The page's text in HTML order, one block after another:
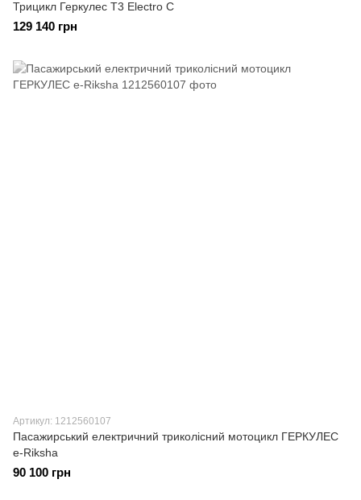
Трицикл Геркулес T3 Electro C
129 140 грн
Артикул: 1212560107
Пасажирський електричний триколісний мотоцикл ГЕРКУЛЕС
e-Riksha
90 100 грн